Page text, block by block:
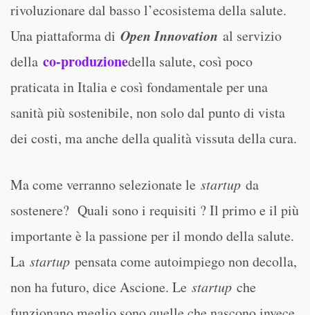
rivoluzionare dal basso l’ecosistema della salute.
Una piattaforma di Open Innovation al servizio
della co-produzionedella salute, così poco
praticata in Italia e così fondamentale per una
sanità più sostenibile, non solo dal punto di vista
dei costi, ma anche della qualità vissuta della cura.
Ma come verranno selezionate le startup da
sostenere? Quali sono i requisiti ? Il primo e il più
importante è la passione per il mondo della salute.
La startup pensata come autoimpiego non decolla,
non ha futuro, dice Ascione. Le startup che